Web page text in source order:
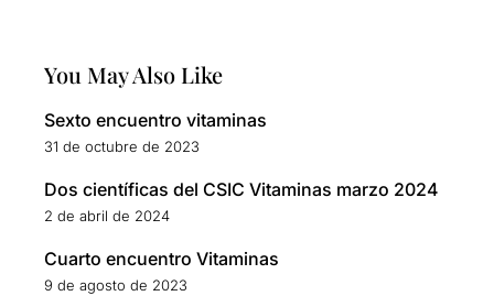
You May Also Like
Sexto encuentro vitaminas
31 de octubre de 2023
Dos científicas del CSIC Vitaminas marzo 2024
2 de abril de 2024
Cuarto encuentro Vitaminas
9 de agosto de 2023